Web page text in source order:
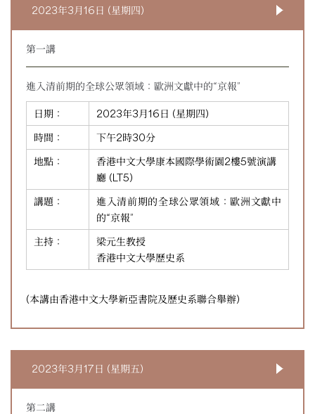
2023年3月16日 (星期四)
第一講
進入清前期的全球公眾領域：歐洲文獻中的“京報”
日期：
2023年3月16日 (星期四)
時間：
下午2時30分
地點：
香港中文大學康本國際學術園2樓5號演講
廳 (LT5)
講題：
進入清前期的全球公眾領域：歐洲文獻中
的“京報”
主持：
梁元生教授
香港中文大學歷史系
(本講由香港中文大學新亞書院及歷史系聯合舉辦)
2023年3月17日 (星期五)
第二講